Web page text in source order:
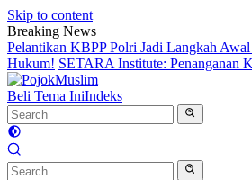
Skip to content
Breaking News
Pelantikan KBPP Polri Jadi Langkah
Hukum! SETARA Institute: Penanganan
Beli Tema IniIndeks